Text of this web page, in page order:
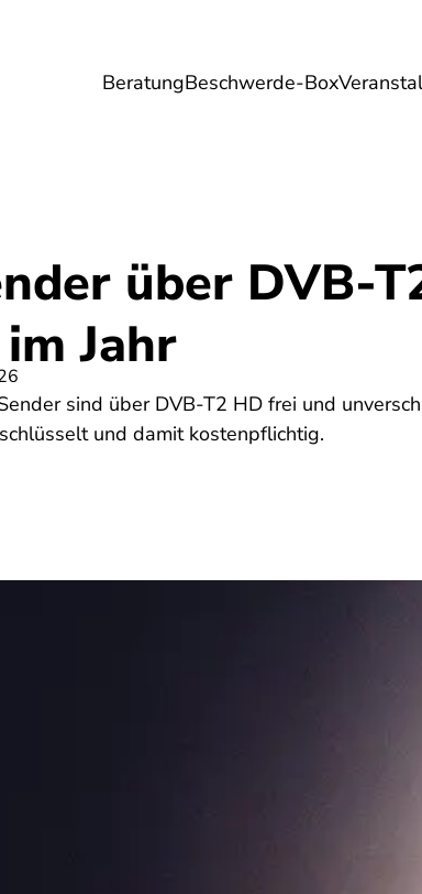
BeratungBeschwerde-Box
Umwelt Gesundheit
über DVB-
Jahr
sind über DVB-T2 HD frei und
und damit kostenpflichtig.